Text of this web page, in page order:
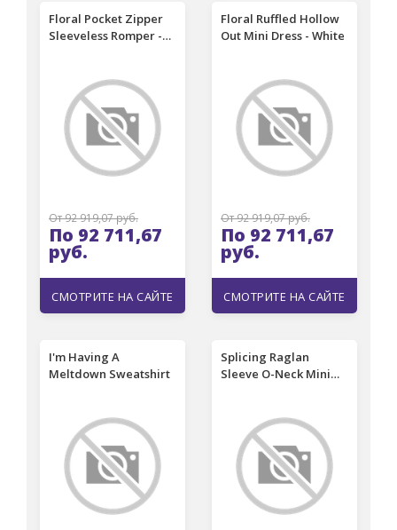
Floral Pocket Zipper
Sleeveless Romper -
От 92 919,07 руб.
По 92 711,67
руб.
СМОТРИТЕ НА САЙТЕ
Floral Ruffled Hollow
Out Mini Dress - White
От 92 919,07 руб.
По 92 711,67
руб.
СМОТРИТЕ НА САЙТЕ
I'm Having A
Meltdown Sweatshirt
Splicing Raglan
Sleeve O-Neck Mini